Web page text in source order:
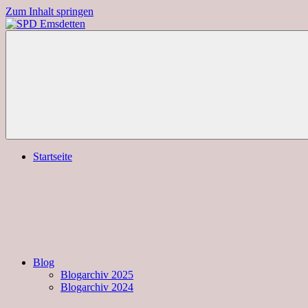
Zum Inhalt springen
Startseite
Blog
Blogarchiv 2025
Blogarchiv 2024